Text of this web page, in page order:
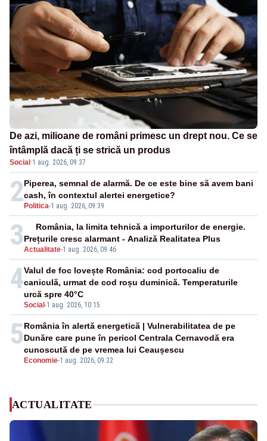
De azi, milioane de români primesc un drept nou. Ce se
întâmplă dacă ți se strică un produs
Social ·1 aug. 2026, 09:37
2 Politica-1 aug. 2026, 09:39
Piperea, semnal de alarmă. De ce este bine să avem bani
cash, în contextul alertei energetice?
3Actualitate-1 aug. 2026, 09:46
România, la limita tehnică a importurilor de energie.
Prețurile cresc alarmant - Analiză Realitatea Plus
4
Social -1 aug. 2026, 10:15
Valul de foc lovește România: cod portocaliu de
caniculă, urmat de cod roșu duminică. Temperaturile
urcă spre 40°C
5
Economie-1 aug. 2026, 09:32
România în alertă energetică | Vulnerabilitatea de pe
Dunăre care pune în pericol Centrala Cernavodă era
cunoscută de pe vremea lui Ceaușescu
ACTUALITATE